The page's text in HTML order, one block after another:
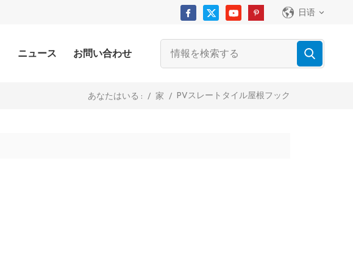
日语
ニュース お問い合わせ
あなたはいる : / 家 / PVスレートタイル屋根フック